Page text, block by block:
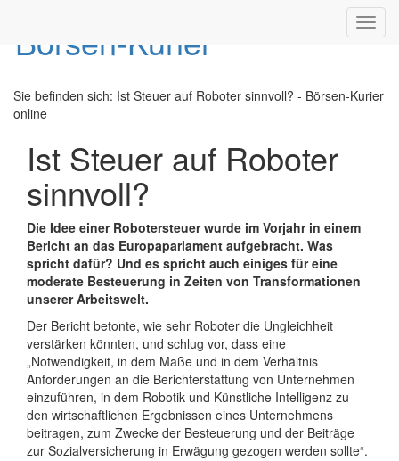
Sie befinden sich: Ist Steuer auf Roboter sinnvoll? - Börsen-Kurier
online
Ist Steuer auf Roboter
sinnvoll?
Die Idee einer Robotersteuer wurde im Vorjahr in einem
Bericht an das Europaparlament aufgebracht. Was
spricht dafür? Und es spricht auch einiges für eine
moderate Besteuerung in Zeiten von Transformationen
unserer Arbeitswelt.
Der Bericht betonte, wie sehr Roboter die Ungleichheit
verstärken könnten, und schlug vor, dass eine
„Notwendigkeit, in dem Maße und in dem Verhältnis
Anforderungen an die Berichterstattung von Unternehmen
einzuführen, in dem Robotik und Künstliche Intelligenz zu
den wirtschaftlichen Ergebnissen eines Unternehmens
beitragen, zum Zwecke der Besteuerung und der Beiträge
zur Sozialversicherung in Erwägung gezogen werden sollte“.